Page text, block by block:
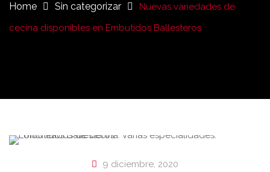
Home Sin categorizar
Nuevas variedades de
cecina disponibles en Embutidos Ballesteros
9 diciembre, 2020